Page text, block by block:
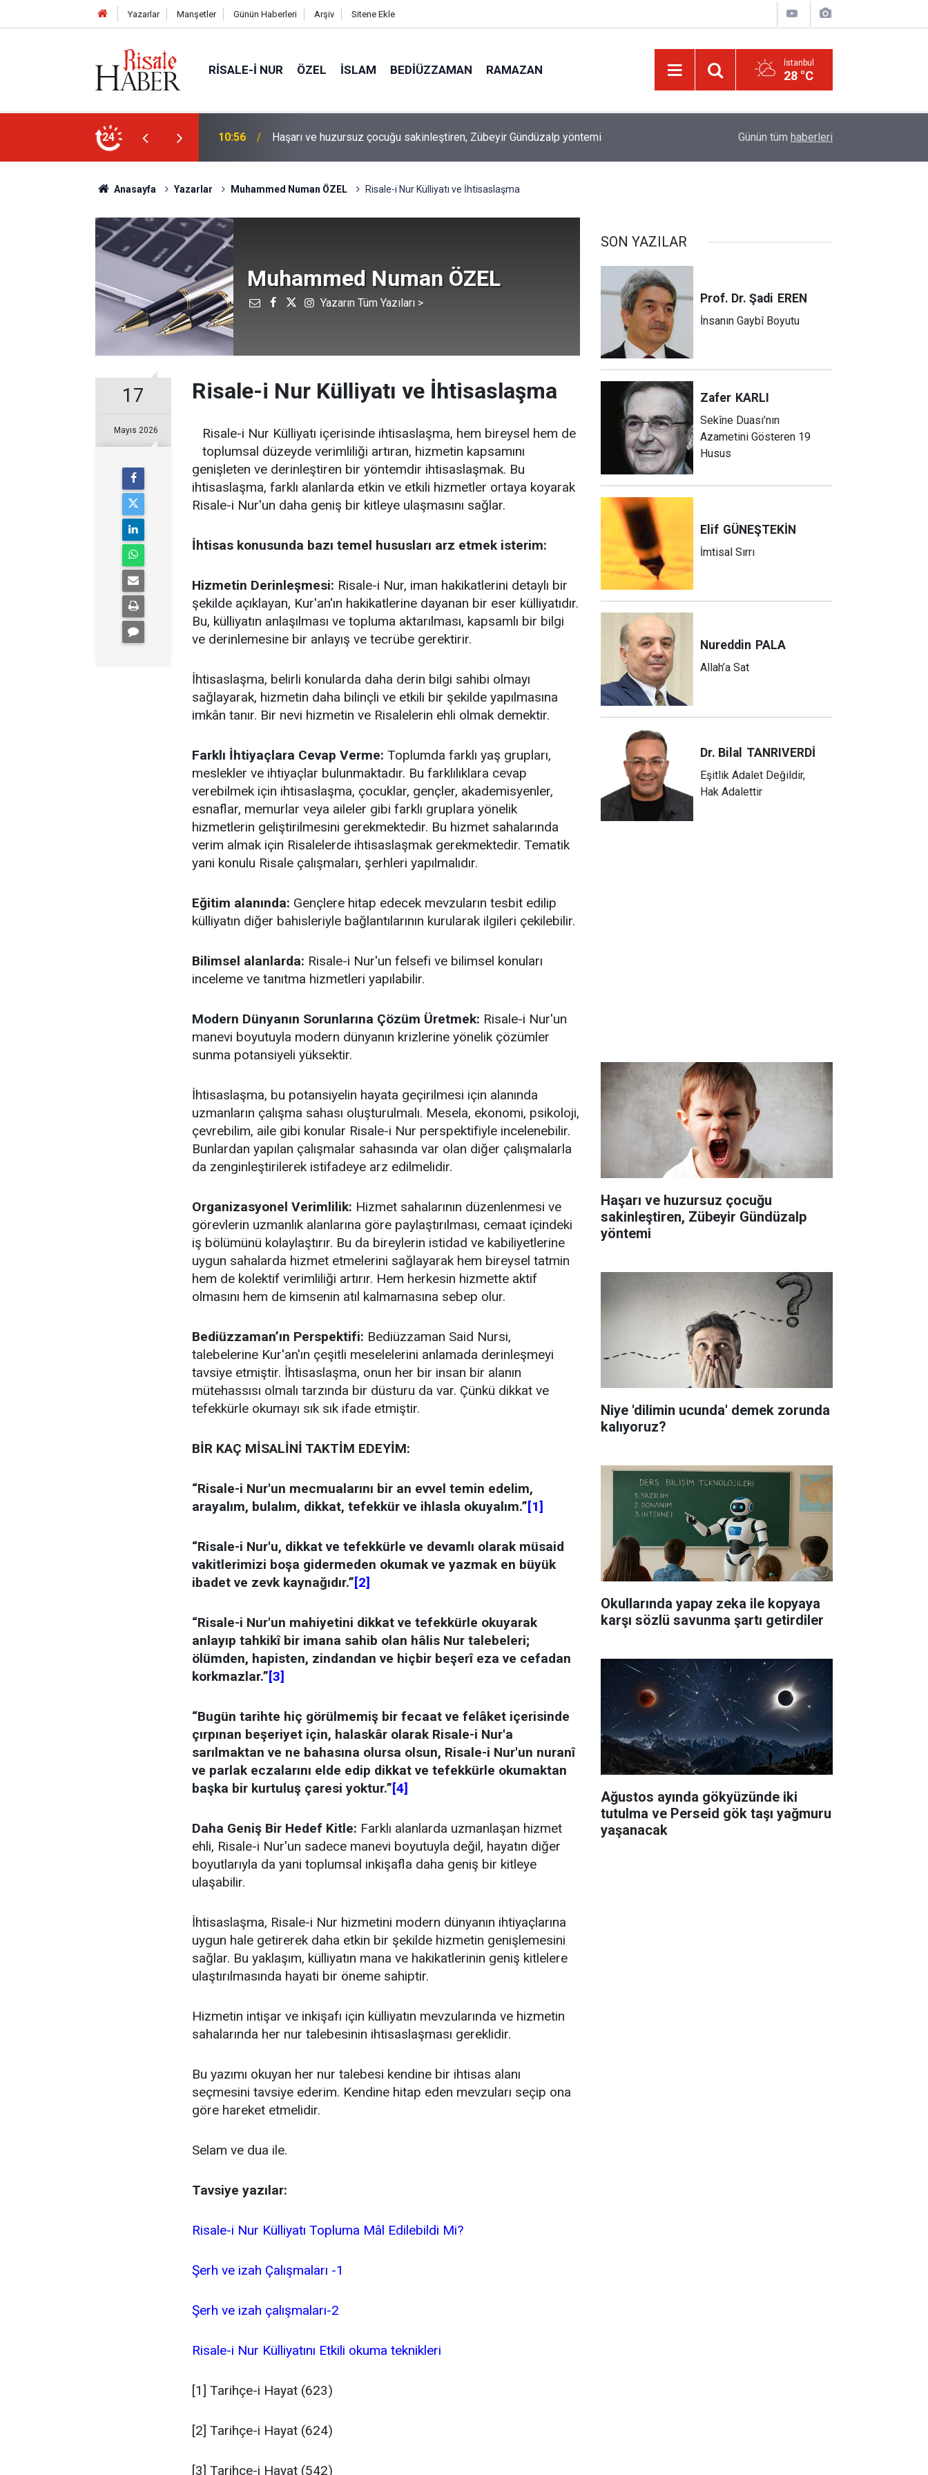
Yazarlar Manşetler Günün Haberleri Arşiv Sitene Ekle
RISALE-I NUR ÖZEL İSLAM BEDIÜZZAMAN RAMAZAN İstanbul
28 °C
24
Zübeyir Gündüzalp yöntemi 10:00 Niye 'dilimin ucunda' demek zorunda kalıyoruz? Okullarında yapay zeka ile kopyaya karşı
Günün tüm haberleri
Anasayfa Yazarlar Muhammed Numan ÖZEL Risale-i Nur Külliyatı ve İhtisaslaşma
Muhammed Numan ÖZEL
Yazarın Tüm Yazıları >
17
Mayıs 2026
Risale-i Nur Külliyatı ve İhtisaslaşma
Risale-i Nur Külliyatı içerisinde ihtisaslaşma, hem bireysel hem de
toplumsal düzeyde verimliliği artıran, hizmetin kapsamını
genişleten ve derinleştiren bir yöntemdir ihtisaslaşmak. Bu
ihtisaslaşma, farklı alanlarda etkin ve etkili hizmetler ortaya koyarak
Risale-i Nur'un daha geniş bir kitleye ulaşmasını sağlar.
İhtisas konusunda bazı temel hususları arz etmek isterim:
Hizmetin Derinleşmesi: Risale-i Nur, iman hakikatlerini detaylı bir
şekilde açıklayan, Kur'an'ın hakikatlerine dayanan bir eser külliyatıdır.
Bu, külliyatın anlaşılması ve topluma aktarılması, kapsamlı bir bilgi
ve derinlemesine bir anlayış ve tecrübe gerektirir.
İhtisaslaşma, belirli konularda daha derin bilgi sahibi olmayı
sağlayarak, hizmetin daha bilinçli ve etkili bir şekilde yapılmasına
imkân tanır. Bir nevi hizmetin ve Risalelerin ehli olmak demektir.
Farklı İhtiyaçlara Cevap Verme: Toplumda farklı yaş grupları,
meslekler ve ihtiyaçlar bulunmaktadır. Bu farklılıklara cevap
verebilmek için ihtisaslaşma, çocuklar, gençler, akademisyenler,
esnaflar, memurlar veya aileler gibi farklı gruplara yönelik
hizmetlerin geliştirilmesini gerekmektedir. Bu hizmet sahalarında
verim almak için Risalelerde ihtisaslaşmak gerekmektedir. Tematik
yani konulu Risale çalışmaları, şerhleri yapılmalıdır.
Eğitim alanında: Gençlere hitap edecek mevzuların tesbit edilip
külliyatın diğer bahisleriyle bağlantılarının kurularak ilgileri çekilebilir.
Bilimsel alanlarda: Risale-i Nur'un felsefi ve bilimsel konuları
inceleme ve tanıtma hizmetleri yapılabilir.
Modern Dünyanın Sorunlarına Çözüm Üretmek: Risale-i Nur'un
manevi boyutuyla modern dünyanın krizlerine yönelik çözümler
sunma potansiyeli yüksektir.
İhtisaslaşma, bu potansiyelin hayata geçirilmesi için alanında
uzmanların çalışma sahası oluşturulmalı. Mesela, ekonomi, psikoloji,
çevrebilim, aile gibi konular Risale-i Nur perspektifiyle incelenebilir.
Bunlardan yapılan çalışmalar sahasında var olan diğer çalışmalarla
da zenginleştirilerek istifadeye arz edilmelidir.
Organizasyonel Verimlilik: Hizmet sahalarının düzenlenmesi ve
görevlerin uzmanlık alanlarına göre paylaştırılması, cemaat içindeki
iş bölümünü kolaylaştırır. Bu da bireylerin istidad ve kabiliyetlerine
uygun sahalarda hizmet etmelerini sağlayarak hem bireysel tatmin
hem de kolektif verimliliği artırır. Hem herkesin hizmette aktif
olmasını hem de kimsenin atıl kalmamasına sebep olur.
Bediüzzaman’ın Perspektifi: Bediüzzaman Said Nursi,
talebelerine Kur'an'ın çeşitli meselelerini anlamada derinleşmeyi
tavsiye etmiştir. İhtisaslaşma, onun her bir insan bir alanın
mütehassısı olmalı tarzında bir düsturu da var. Çünkü dikkat ve
tefekkürle okumayı sık sık ifade etmiştir.
BİR KAÇ MİSALİNİ TAKTİM EDEYİM:
“Risale-i Nur'un mecmualarını bir an evvel temin edelim,
arayalım, bulalım, dikkat, tefekkür ve ihlasla okuyalım.”[1]
“Risale-i Nur'u, dikkat ve tefekkürle ve devamlı olarak müsaid
vakitlerimizi boşa gidermeden okumak ve yazmak en büyük
ibadet ve zevk kaynağıdır.”[2]
“Risale-i Nur'un mahiyetini dikkat ve tefekkürle okuyarak
anlayıp tahkikî bir imana sahib olan hâlis Nur talebeleri;
ölümden, hapisten, zindandan ve hiçbir beşerî eza ve cefadan
korkmazlar.”[3]
“Bugün tarihte hiç görülmemiş bir fecaat ve felâket içerisinde
çırpınan beşeriyet için, halaskâr olarak Risale-i Nur'a
sarılmaktan ve ne bahasına olursa olsun, Risale-i Nur'un nuranî
ve parlak eczalarını elde edip dikkat ve tefekkürle okumaktan
başka bir kurtuluş çaresi yoktur.”[4]
Daha Geniş Bir Hedef Kitle: Farklı alanlarda uzmanlaşan hizmet
ehli, Risale-i Nur'un sadece manevi boyutuyla değil, hayatın diğer
boyutlarıyla da yani toplumsal inkişafla daha geniş bir kitleye
ulaşabilir.
İhtisaslaşma, Risale-i Nur hizmetini modern dünyanın ihtiyaçlarına
uygun hale getirerek daha etkin bir şekilde hizmetin genişlemesini
sağlar. Bu yaklaşım, külliyatın mana ve hakikatlerinin geniş kitlelere
ulaştırılmasında hayati bir öneme sahiptir.
Hizmetin intişar ve inkişafı için külliyatın mevzularında ve hizmetin
sahalarında her nur talebesinin ihtisaslaşması gereklidir.
Bu yazımı okuyan her nur talebesi kendine bir ihtisas alanı
seçmesini tavsiye ederim. Kendine hitap eden mevzuları seçip ona
göre hareket etmelidir.
Selam ve dua ile.
Tavsiye yazılar:
Risale-i Nur Külliyatı Topluma Mâl Edilebildi Mi?
Şerh ve izah Çalışmaları -1
Şerh ve izah çalışmaları-2
Risale-i Nur Külliyatını Etkili okuma teknikleri
[1] Tarihçe-i Hayat (623)
[2] Tarihçe-i Hayat (624)
[3] Tarihçe-i Hayat (542)
SON YAZILAR
Prof. Dr. Şadi EREN
İnsanın Gaybî Boyutu
Zafer KARLI
Sekîne Duası’nın
Azametini Gösteren 19
Husus
Elif GÜNEŞTEKİN
İmtisal Sırrı
Nureddin PALA
Allah’a Sat
Dr. Bilal TANRIVERDİ
Eşitlik Adalet Değildir,
Hak Adalettir
Haşarı ve huzursuz çocuğu
sakinleştiren, Zübeyir Gündüzalp
yöntemi
Niye 'dilimin ucunda' demek zorunda
kalıyoruz?
Okullarında yapay zeka ile kopyaya
karşı sözlü savunma şartı getirdiler
Ağustos ayında gökyüzünde iki
tutulma ve Perseid gök taşı yağmuru
yaşanacak